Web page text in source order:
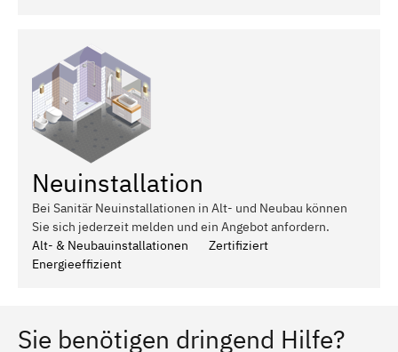
Neuinstallation
Bei Sanitär Neuinstallationen in Alt- und Neubau können
Sie sich jederzeit melden und ein Angebot anfordern.
Alt- & Neubauinstallationen
Zertifiziert
Energieeffizient
Sie benötigen dringend Hilfe?